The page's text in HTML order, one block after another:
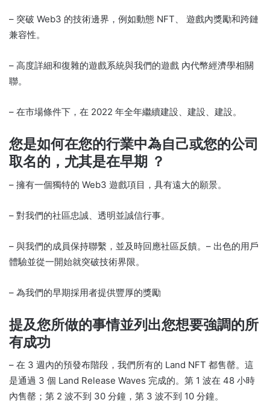
– 突破 Web3 的技術邊界，例如動態 NFT、
遊戲內獎勵和跨鏈
兼容性。
– 高度詳細和復雜的遊戲系統與我們的遊戲 內代幣經濟學相關
聯。
– 在市場條件下，在 2022 年全年繼續建設、建設、建設。
您是如何在您的行業中為自己或您的公司
取名的，尤其是在早期 ？
– 擁有一個獨特的 Web3 遊戲項目，具有遠大的願景。
– 對我們的社區忠誠、透明並誠信行事。
– 與我們的成員保持聯繫，並及時回應社區反饋。 – 出色的用戶
體驗並從一開始就突破技術界限。
– 為我們的早期採用者提供豐厚的獎勵
提及您所做的事情並列出您想要強調的所
有成功
– 在 3 週內的預發布階段，我們所有的 Land NFT 都售罄。 這
是通過 3 個 Land Release Waves 完成的。 第 1 波在 48 小時
內售罄； 第 2 波不到 30 分鐘，第 3 波不到 10 分鐘。